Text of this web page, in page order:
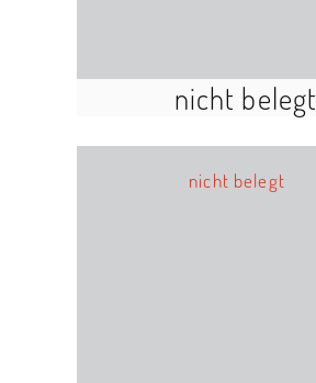
nicht belegt
nicht belegt